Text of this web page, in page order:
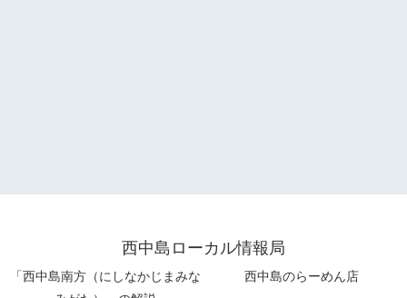
西中島ローカル情報局
「西中島南方（にしなかじまみな
西中島のらーめん店